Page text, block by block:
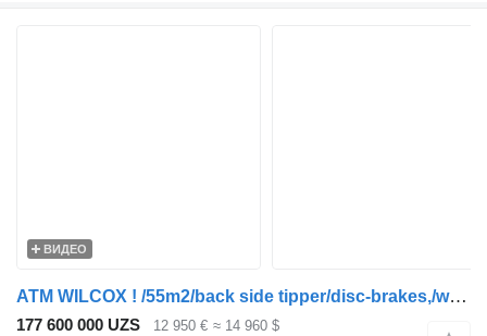
ВИДЕО
ATM WILCOX ! /55m2/back side tipper/disc-brakes,/weight system/Tarpa
177 600 000 UZS 12 950 € ≈ 14 960 $